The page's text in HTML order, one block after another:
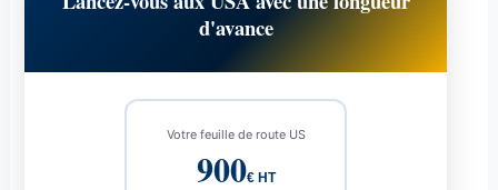
d'avance
Votre feuille de route US
900€ HT